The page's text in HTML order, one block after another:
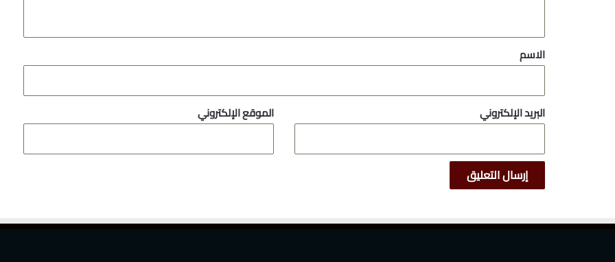
*
الاسم
البريد الإلكتروني الموقع الإلكتروني